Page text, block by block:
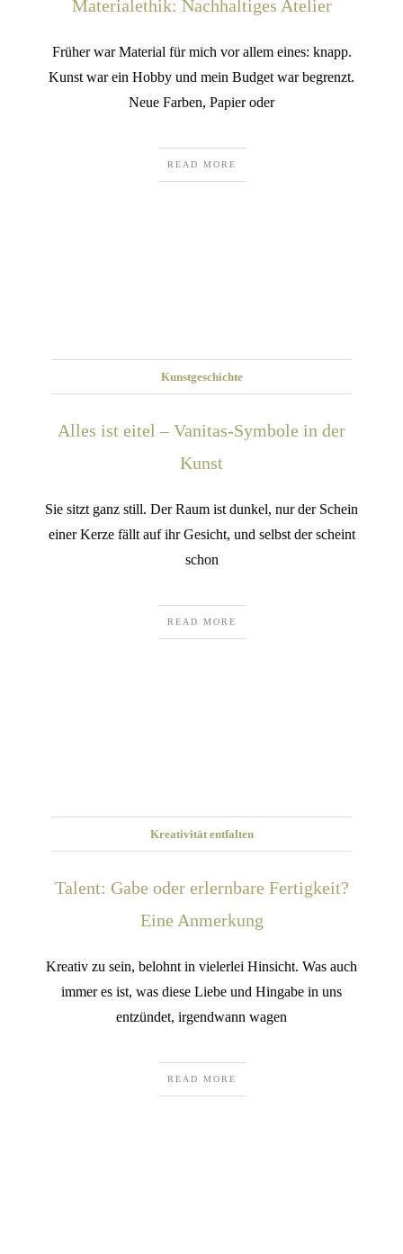
Materialethik: Nachhaltiges Atelier
Früher war Material für mich vor allem eines: knapp.
Kunst war ein Hobby und mein Budget war begrenzt.
Neue Farben, Papier oder
READ MORE
Kunstgeschichte
Alles ist eitel – Vanitas-Symbole in der
Kunst
Sie sitzt ganz still. Der Raum ist dunkel, nur der Schein
einer Kerze fällt auf ihr Gesicht, und selbst der scheint
schon
READ MORE
Kreativität entfalten
Talent: Gabe oder erlernbare Fertigkeit?
Eine Anmerkung
Kreativ zu sein, belohnt in vielerlei Hinsicht. Was auch
immer es ist, was diese Liebe und Hingabe in uns
entzündet, irgendwann wagen
READ MORE